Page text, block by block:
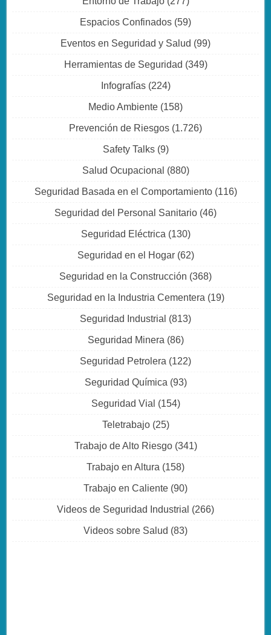
Espacios Confinados (59)
Eventos en Seguridad y Salud (99)
Herramientas de Seguridad (349)
Infografías(224)
Medio Ambiente (158)
Prevención de Riesgos (1.726)
Safety Talks(9)
Salud Ocupacional (880)
Seguridad Basada en el Comportamiento(116)
Seguridad del Personal Sanitario (46)
Seguridad Eléctrica(130)
Seguridad en el Hogar(62)
Seguridad en la Construcción (368)
Seguridad en la Industria Cementera(19)
Seguridad Industrial (813)
Seguridad Minera(86)
Seguridad Petrolera (122)
Seguridad Química(93)
Seguridad Vial (154)
Teletrabajo(25)
Trabajo de Alto Riesgo(341)
Trabajo en Altura (158)
Trabajo en Caliente (90)
Videos de Seguridad Industrial (266)
Videos sobre Salud (83)